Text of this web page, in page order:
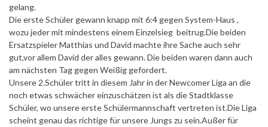
gelang.
Die erste Schüler gewann knapp mit 6:4 gegen System-Haus ,
wozu jeder mit mindestens einem Einzelsieg beitrug.Die beiden
Ersatzspieler Matthias und David machte ihre Sache auch sehr
gut,vor allem David der alles gewann. Die beiden waren dann auch
am nächsten Tag gegen Weißig gefordert.
Unsere 2.Schüler tritt in diesem Jahr in der Newcomer Liga an die
noch etwas schwächer einzuschätzen ist als die Stadtklasse
Schüler, wo unsere erste Schülermannschaft vertreten ist.Die Liga
scheint genau das richtige für unsere Jungs zu sein.Außer für